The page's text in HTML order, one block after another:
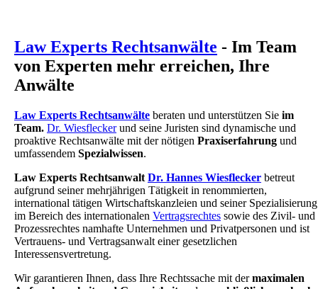
Law Experts Rechtsanwälte - Im Team
von Experten mehr erreichen, Ihre
Anwälte
Law Experts Rechtsanwälte beraten und unterstützen Sie im
Team. Dr. Wiesfleckerund seine Juristen sind dynamische und
proaktive Rechtsanwälte mit der nötigen Praxiserfahrung und
umfassendem Spezialwissen.
Law Experts Rechtsanwalt Dr. Hannes Wiesflecker betreut
aufgrund seiner mehrjährigen Tätigkeit in renommierten,
international tätigen Wirtschaftskanzleien und seiner Spezialisierung
im Bereich des internationalen Vertragsrechtes sowie des Zivil- und
Prozessrechtes namhafte Unternehmen und Privatpersonen und ist
Vertrauens- und Vertragsanwalt einer gesetzlichen
Interessensvertretung.
Wir garantieren Ihnen, dass Ihre Rechtssache mit dermaximalen